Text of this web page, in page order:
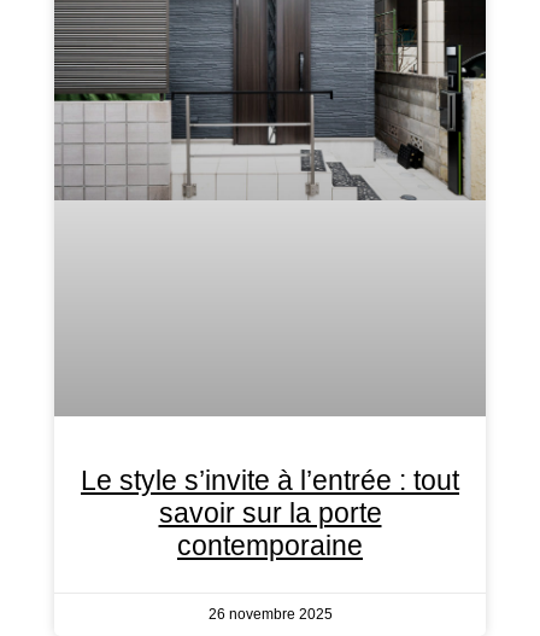
Le style s’invite à l’entrée : tout
savoir sur la porte
contemporaine
26 novembre 2025